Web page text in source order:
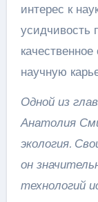
интерес к
усидчивость
научную
Одной из
Анатолия
экология.
он
технологий